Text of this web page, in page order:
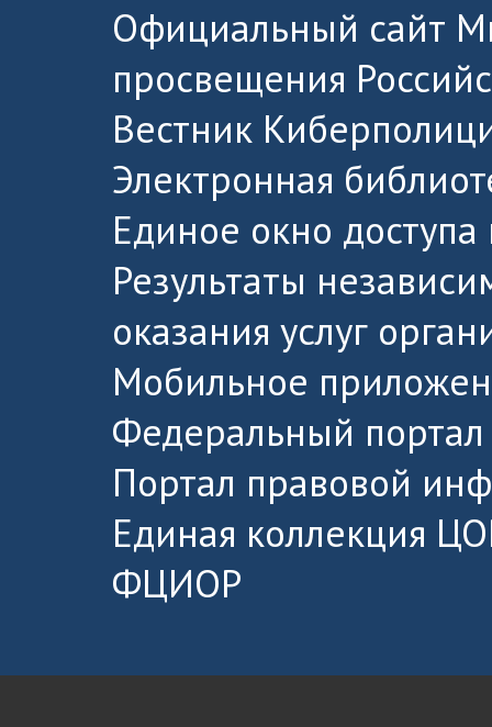
Официальный сайт
просвещения
Вестник
Электронная
Единое окно
Результаты
оказания услуг
Мобильное
Федеральный портал
Портал правовой
Единая коллекция
ФЦИОР